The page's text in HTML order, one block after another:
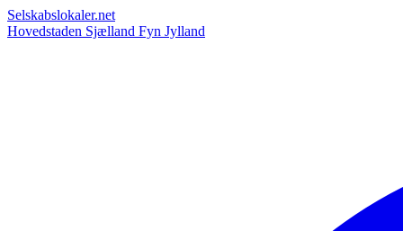
Selskabslokaler.net
Hovedstaden Sjælland Fyn Jylland